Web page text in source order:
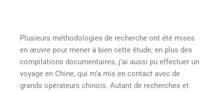
Plusieurs méthodologies de recherche ont été mises
en œuvre pour mener à bien cette étude, en plus des
compilations documentaires, j’ai aussi pu effectuer un
voyage en Chine, qui m’a mis en contact avec de
grands opérateurs chinois. Autant de recherches et